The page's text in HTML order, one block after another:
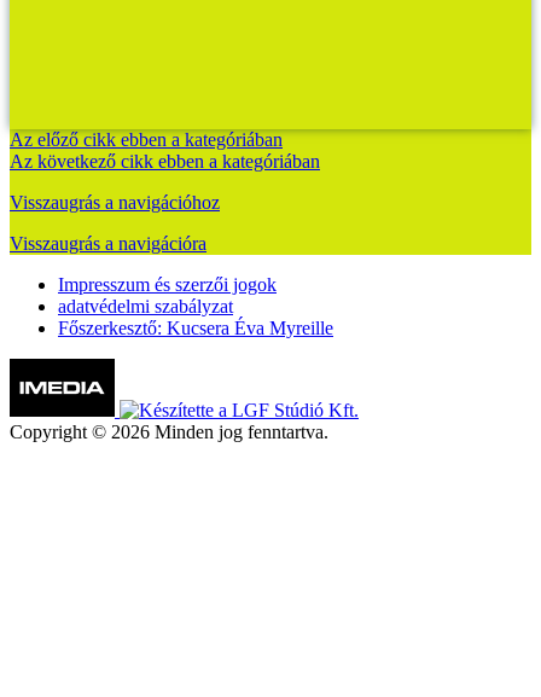
Az előző cikk ebben a kategóriában
Az következő cikk ebben a kategóriában
Visszaugrás a navigációhoz
Visszaugrás a navigációra
Impresszum és szerzői jogok
adatvédelmi szabályzat
Főszerkesztő: Kucsera Éva Myreille
Copyright © 2026 Minden jog fenntartva.